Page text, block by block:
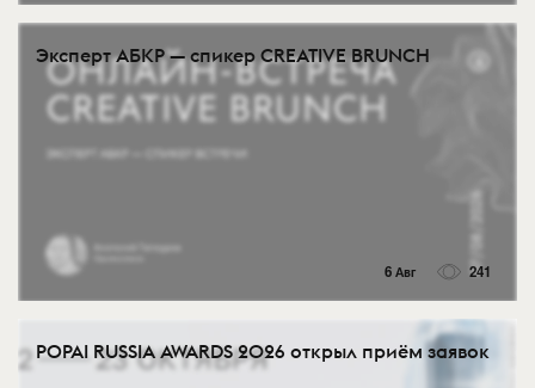
Эксперт АБКР — спикер CREATIVE BRUNCH
6 Авг 241
POPAI RUSSIA AWARDS 2026 открыл приём заявок